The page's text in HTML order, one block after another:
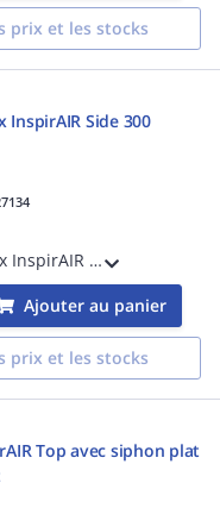
prix et les stocks
InspirAIR Side 300
VMC double-flux InspirAIR Side 300 Classic, ventilation double-flux avec récupération d'énergie avec débit jusqu'à 150 m³/h pour logement individuel
Ajouter au panier
prix et les stocks
Top avec siphon plat